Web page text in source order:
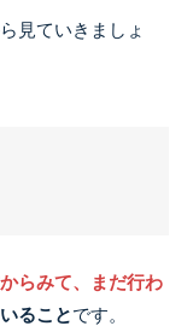
見ていきましょ
からみて、まだ行わ
ることです。